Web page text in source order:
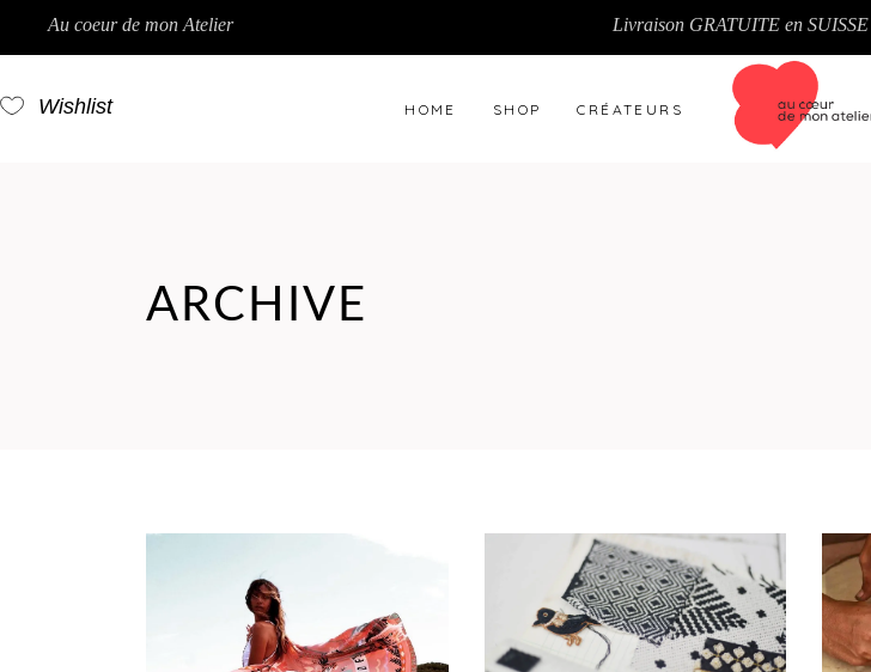
Au coeur de mon Atelier Livraison GRATUITE en SUISSE
Wishlist HOME SHOP CRÉATEURS
ARCHIVE